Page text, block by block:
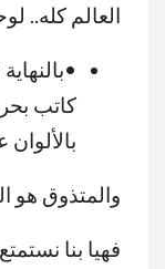
العالم كله..
كاتب
والمتذوق هو
فهيا بنا